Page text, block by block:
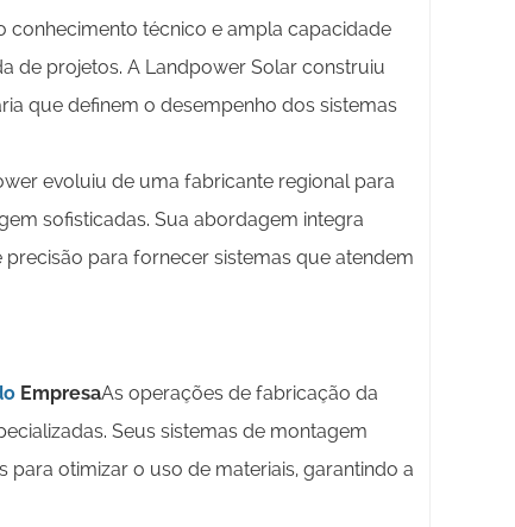
técnico e ampla capacidade
de projetos. A Landpower Solar construiu
que definem o desempenho dos sistemas
evoluiu de uma fabricante regional para
sofisticadas. Sua abordagem integra
para fornecer sistemas que atendem
EmpresaAs operações de fabricação da
Seus sistemas de montagem
otimizar o uso de materiais, garantindo a